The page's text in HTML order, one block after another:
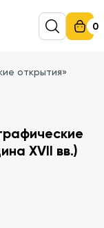
0
открытия»
XVII вв.)